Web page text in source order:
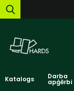
Katalogs Darba
apģērbi